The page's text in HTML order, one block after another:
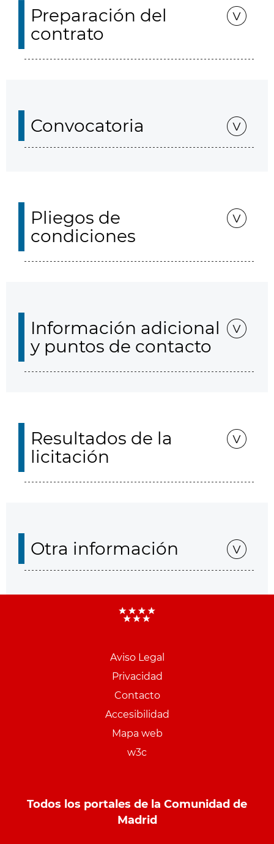
Preparación del
contrato
Convocatoria
Pliegos de
condiciones
Información adicional
y puntos de contacto
Resultados de la
licitación
Otra información
Aviso Legal
Privacidad
Contacto
Accesibilidad
Mapa web
w3c
Todos los portales de la Comunidad de
Madrid